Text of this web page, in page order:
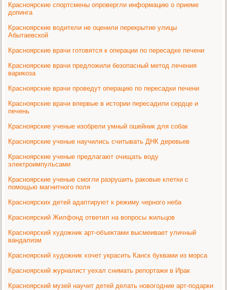
Красноярские спортсмены опровергли информацию о приеме
допинга
Красноярские водители не оценили перекрытие улицы
Абытаевской
Красноярские врачи готовятся к операции по пересадке печени
Красноярские врачи предложили безопасный метод лечения
варикоза
Красноярские врачи проведут операцию по пересадки печени
Красноярские врачи впервые в истории пересадили сердце и
печень
Красноярские ученые изобрели умный ошейник для собак
Красноярские ученые научились считывать ДНК деревьев
Красноярские ученые предлагают очищать воду
электроимпульсами
Красноярские ученые смогли разрушить раковые клетки с
помощью магнитного поля
Красноярских детей адаптируют к режиму черного неба
Красноярский Жилфонд ответил на вопросы жильцов
Красноярский художник арт-объектами высмеивает уличный
вандализм
Красноярский художник хочет украсить Канск буквами из морса
Красноярский журналист уехал снимать репортажи в Ирак
Красноярский музей научит детей делать новогодние арт-подарки